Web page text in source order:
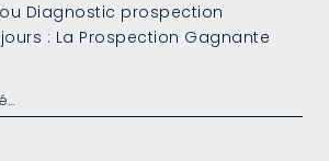
Diagnostic prospection
: La Prospection Gagnante